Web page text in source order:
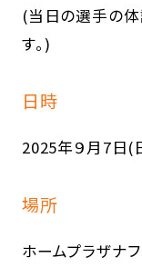
(当日の選手の
す。)
日時
2025年９月7日(
場所
ホームプラザナ